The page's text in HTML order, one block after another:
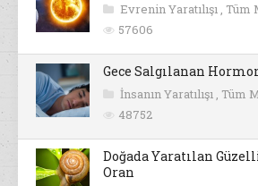
Evrenin Yaratılışı , Tüm
57606
Gece Salgılanan
İnsanın Yaratılışı , Tüm
48752
Doğada Yaratılan
Oran